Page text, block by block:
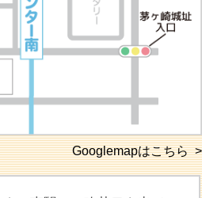
Googlemapはこちら >